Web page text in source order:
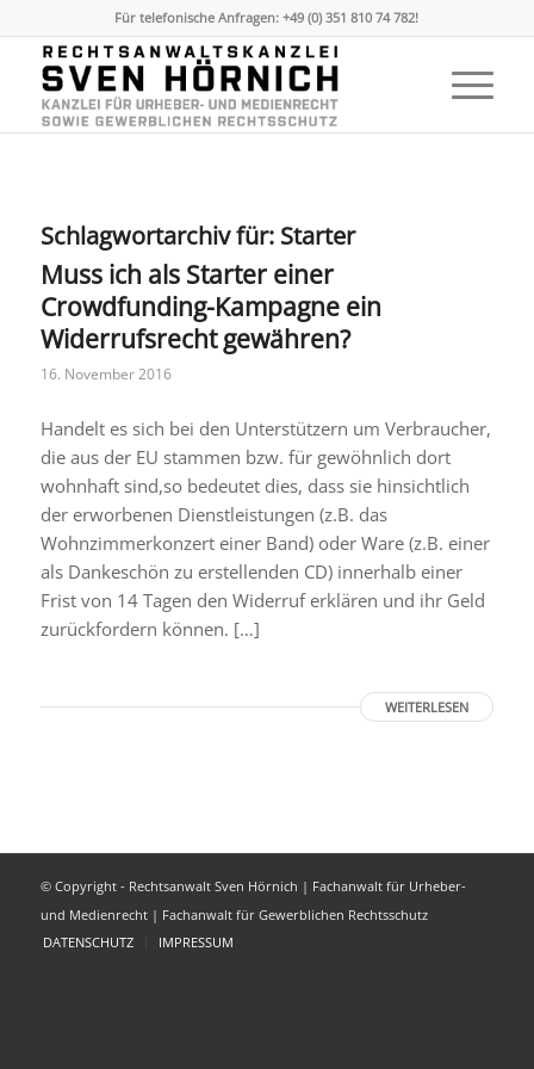
Für telefonische Anfragen: +49 (0) 351 810 74 782!
Schlagwortarchiv für: Starter
Muss ich als Starter einer
Crowdfunding-Kampagne ein
Widerrufsrecht gewähren?
16. November 2016
Handelt es sich bei den Unterstützern um Verbraucher,
die aus der EU stammen bzw. für gewöhnlich dort
wohnhaft sind,so bedeutet dies, dass sie hinsichtlich
der erworbenen Dienstleistungen (z.B. das
Wohnzimmerkonzert einer Band) oder Ware (z.B. einer
als Dankeschön zu erstellenden CD) innerhalb einer
Frist von 14 Tagen den Widerruf erklären und ihr Geld
zurückfordern können. […]
WEITERLESEN
© Copyright - Rechtsanwalt Sven Hörnich | Fachanwalt für Urheber-
und Medienrecht | Fachanwalt für Gewerblichen Rechtsschutz
DATENSCHUTZ
IMPRESSUM